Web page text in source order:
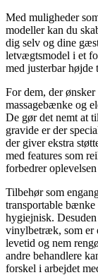
Med muligheder
modeller kan du
dig selv og dine
letvægtsmodel i et
med justerbar
For dem, der
massagebænke og
De gør det nemt at
gravide er der
der giver ekstra
med features som
forbedrer
Tilbehør som
transportable
hygiejnisk.
vinylbetræk, som er
levetid og nem
andre behandlere
forskel i arbejdet